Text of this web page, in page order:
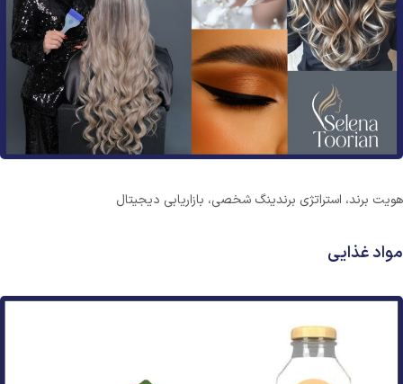
هویت برند، استراتژی برندینگ شخصی، بازاریابی دیجیتال
مواد غذایی